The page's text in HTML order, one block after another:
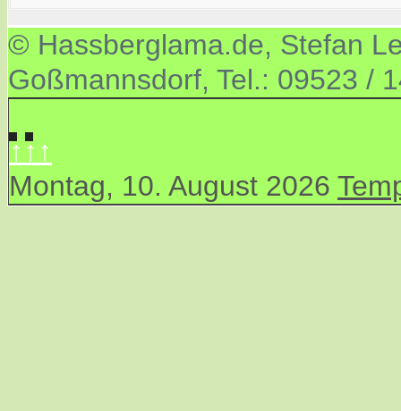
© Hassberglama.de, Stefan
Goßmannsdorf, Tel.: 09523 /
↑↑↑
Montag, 10. August 2026